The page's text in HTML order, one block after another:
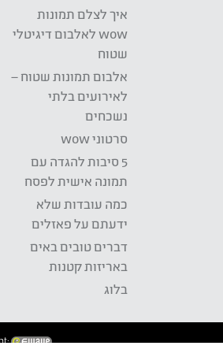
איך לצלם תמונות
wow לאלבום דיגיטלי
שטוח
אלבום תמונות שטוח –
לאירועים בלתי
נשכחים
סרטוני wow
5 סיבות להגדה עם
תמונה אישית לפסח
כמה עובדות שלא
ידעתם על פאזלים
דברים טובים באים
באריזות קטנות
בלוג